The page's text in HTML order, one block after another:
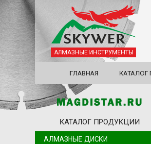
АЛМАЗНЫЕ ИНСТРУМЕНТЫ
ГЛАВНАЯ
КАТАЛОГ ПРОДУКЦИИ
АЛМАЗНЫЕ ДИСКИ